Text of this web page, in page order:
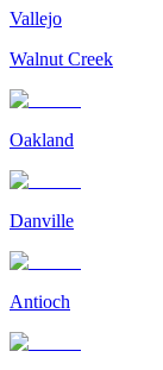
Vallejo
Walnut Creek
Oakland
Danville
Antioch